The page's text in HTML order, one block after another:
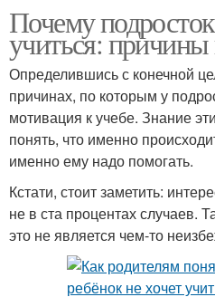
Почему
учиться:
Определившись с конечной
причинах, по которым у
мотивация к учебе. Знание
понять, что именно
именно ему надо помогать.
Кстати, стоит заметить:
не в ста процентах случаев.
это не является чем-то